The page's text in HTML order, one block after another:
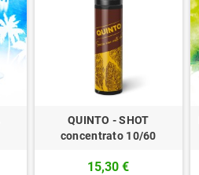
QUINTO - SHOT
concentrato 10/60
15,30 €